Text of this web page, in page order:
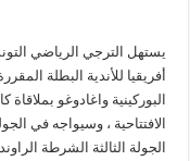
يستهل الترجي الرياضي